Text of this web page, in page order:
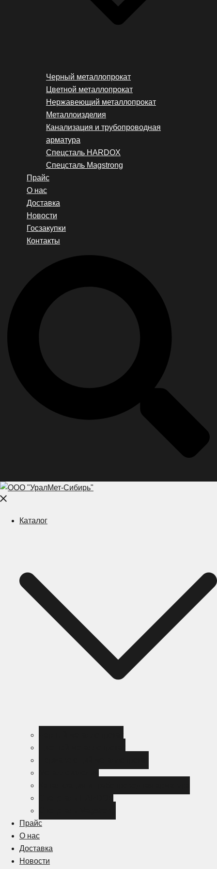
Черный металлопрокат
Цветной металлопрокат
Нержавеющий металлопрокат
Металлоизделия
Канализация и трубопроводная
арматура
Спецсталь HARDOX
Спецсталь Magstrong
Прайс
О нас
Доставка
Новости
Госзакупки
Контакты
Close
Каталог
Прайс
О нас
Доставка
Новости